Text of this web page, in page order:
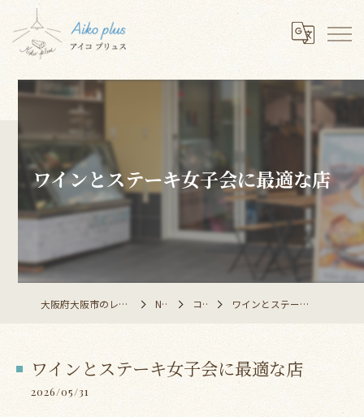
ワインとステーキ女子会に最適な店
大阪府大阪市のレストランならAiko plus NEWS コラム ワインとステーキ女子会に最適な店
ワインとステーキ女子会に最適な店
2026/05/31